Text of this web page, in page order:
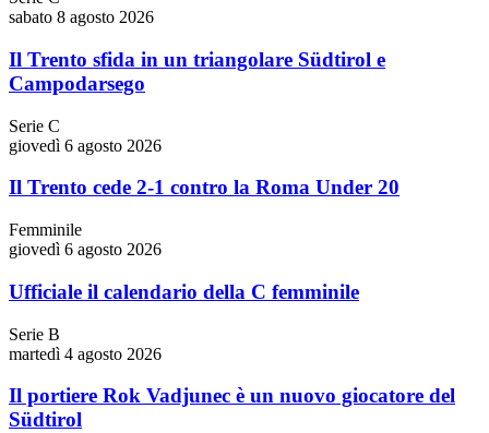
sabato 8 agosto 2026
Il Trento sfida in un triangolare Südtirol e
Campodarsego
Serie C
giovedì 6 agosto 2026
Il Trento cede 2-1 contro la Roma Under 20
Femminile
giovedì 6 agosto 2026
Ufficiale il calendario della C femminile
Serie B
martedì 4 agosto 2026
Il portiere Rok Vadjunec è un nuovo giocatore del
Südtirol